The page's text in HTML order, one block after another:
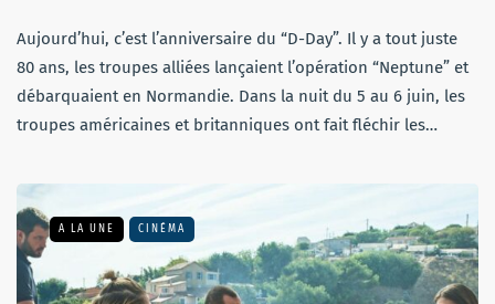
Aujourd’hui, c’est l’anniversaire du “D-Day”. Il y a tout juste
80 ans, les troupes alliées lançaient l’opération “Neptune” et
débarquaient en Normandie. Dans la nuit du 5 au 6 juin, les
troupes américaines et britanniques ont fait fléchir les…
A LA UNE CINÉMA